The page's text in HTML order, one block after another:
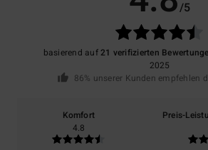
/5
basierend auf21 verifizierten
2025
86% unserer Kunden empfehlen
Komfort
4.8
Preis-